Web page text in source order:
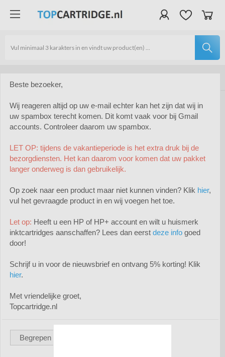
Toners Dell toners Dell 593-10961
Dell 593-10961
Huismerk Dell 593-10961 (2MMJP)
toner zwart
€ 29,95
Bekijk
Beste bezoeker,
Wij reageren altijd op uw e-mail echter kan het zijn dat wij in
uw spambox terecht komen. Dit komt vaak voor bij Gmail
accounts. Controleer daarom uw spambox.
LET OP: tijdens de vakantieperiode is het extra druk bij de
bezorgdiensten. Het kan daarom voor komen dat uw pakket
langer onderweg is dan gebruikelijk.
Op zoek naar een product maar niet kunnen vinden? Klik hier,
vul het gevraagde product in en wij voegen het toe.
Let op: Heeft u een HP of HP+ account en wilt u huismerk
inktcartridges aanschaffen? Lees dan eerst deze info goed
door!
Schrijf u in voor de nieuwsbrief en ontvang 5% korting! Klik
hier.
Met vriendelijke groet,
Topcartridge.nl
Begrepen